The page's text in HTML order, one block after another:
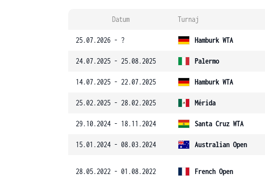
Datum Turnaj
25.07.2026 - ? Hamburk WTA
24.07.2025 - 25.08.2025 Palermo
14.07.2025 - 22.07.2025 Hamburk WTA
25.02.2025 - 28.02.2025 Mérida
29.10.2024 - 18.11.2024 Santa Cruz WTA
15.01.2024 - 08.03.2024 Australian Open
28.05.2022 - 01.08.2022 French Open